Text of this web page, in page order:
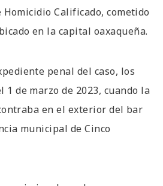
Homicidio Calificado, cometido
en la capital oaxaqueña.
penal del caso, los
1 de marzo de 2023, cuando la
en el exterior del bar
municipal de Cinco